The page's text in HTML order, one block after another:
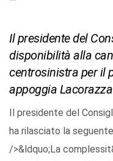
Il presidente del
disponibilità alla
centrosinistra per il
appoggia Lacorazza
Il presidente del
ha rilasciato la
/>&ldquo;La